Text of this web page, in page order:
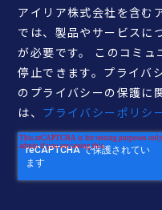
アイリア株式会社を含む
では、製品やサービスに
が必要です。 このコミュ
停止できます。プライバ
のプライバシーの保護に
は、 プライバシーポリシ